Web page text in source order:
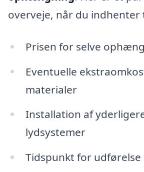
overveje, når du indhenter
Prisen for selve
Eventuelle
materialer
Installation af
lydsystemer
Tidspunkt for